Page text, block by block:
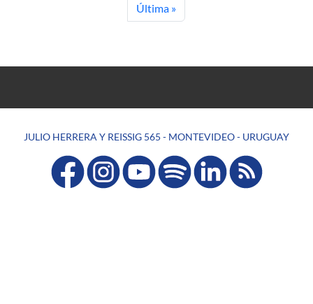
Last page
Última »
JULIO HERRERA Y REISSIG 565 - MONTEVIDEO - URUGUAY